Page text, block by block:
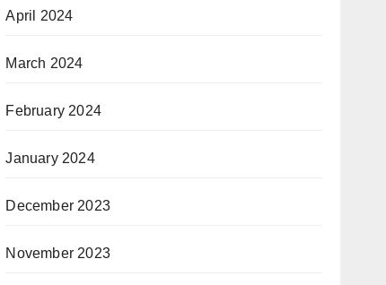
April 2024
March 2024
February 2024
January 2024
December 2023
November 2023